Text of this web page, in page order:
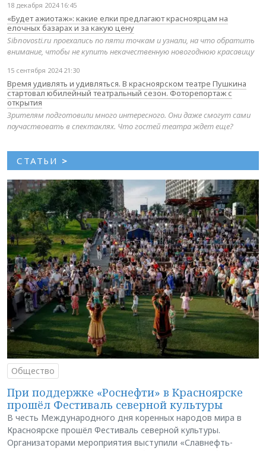
18 декабря 2024 16:45
«Будет ажиотаж»: какие елки предлагают красноярцам на
елочных базарах и за какую цену
Sibnovosti.ru проехались по пяти точкам и узнали, на что обратить
внимание, чтобы не купить некачественную новогоднюю красавицу
15 сентября 2024 21:30
Время удивлять и удивляться. В красноярском театре Пушкина
стартовал юбилейный театральный сезон. Фоторепортаж с
открытия
Зрителям подготовили много интересного. Они даже смогут сами
поучаствовать в спектаклях. Что гостей театра ждет еще?
СТАТЬИ >
Общество
При поддержке «Роснефти» в Красноярске
прошёл Фестиваль северной культуры
В честь Международного дня коренных народов мира в
Красноярске прошёл Фестиваль северной культуры.
Организаторами мероприятия выступили «Славнефть-